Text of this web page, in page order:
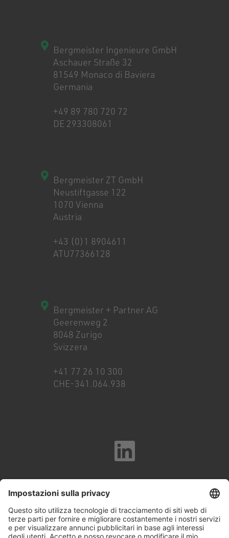
Bergmeister Ingenieure GmbH
Aschauer Straße 32
81549 Monaco di Baviera
Germania
+49 89 780 720 72
DE 293308061
Bergmeister ZT GmbH
Neustiftgasse 122
1070 Vienna
Austria
+43 (0)1 8904611
ATU77366128
Bergmeister + Partner AG
Geerenweg 2
8048 Zurigo
Svizzera
+41 77 26 10 300
CHE-341.064.938
Colofone